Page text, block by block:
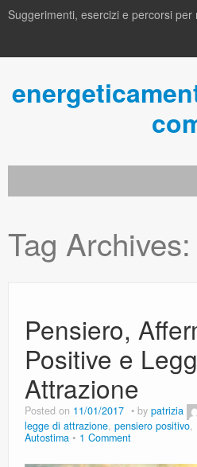
Suggerimenti, esercizi e percorsi
About us
perTEcorsi
Tag Archives:
Pensiero,
Positive e
Attrazione
Posted on 11/01/2017 by patrizia
legge di attrazione, pensiero positivo,
Autostima
1 Comment